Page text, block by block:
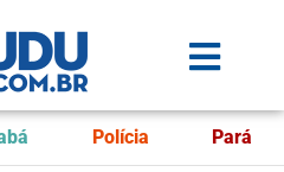
Polícia Pará